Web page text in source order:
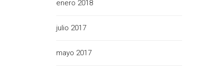
enero 2018
julio 2017
mayo 2017